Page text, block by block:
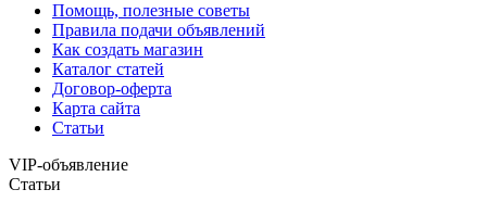
Помощь, полезные советы
Правила подачи объявлений
Как создать магазин
Каталог статей
Договор-оферта
Карта сайта
Статьи
VIP-объявление
Статьи